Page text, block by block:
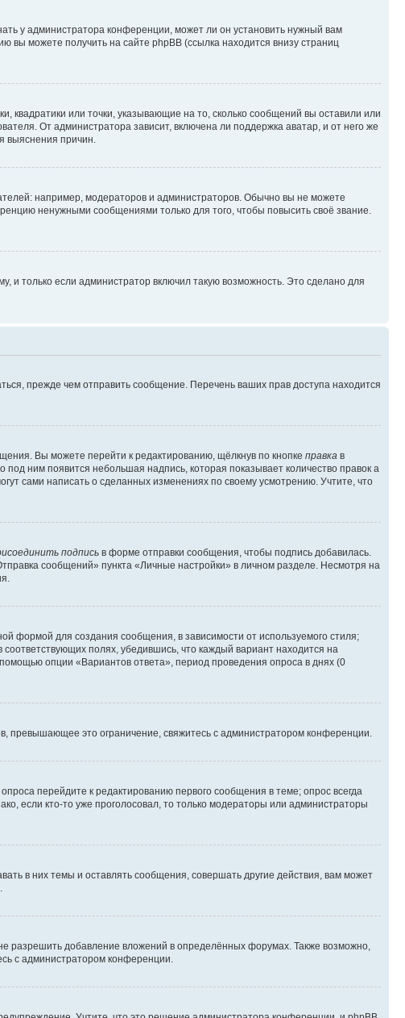
у администратора конференции, может ли он установить нужный вам
вы можете получить на сайте phpBB (ссылка находится внизу страниц
квадратики или точки, указывающие на то, сколько сообщений вы оставили или
От администратора зависит, включена ли поддержка аватар, и от него же
выяснения причин.
например, модераторов и администраторов. Обычно вы не можете
ненужными сообщениями только для того, чтобы повысить своё звание.
и только если администратор включил такую возможность. Это сделано для
прежде чем отправить сообщение. Перечень ваших прав доступа находится
Вы можете перейти к редактированию, щёлкнув по кнопке правка в
ним появится небольшая надпись, которая показывает количество правок а
сами написать о сделанных изменениях по своему усмотрению. Учтите, что
подпись в форме отправки сообщения, чтобы подпись добавилась.
сообщений» пункта «Личные настройки» в личном разделе. Несмотря на
формой для создания сообщения, в зависимости от используемого стиля;
полях, убедившись, что каждый вариант находится на
опции «Вариантов ответа», период проведения опроса в днях (0
превышающее это ограничение, свяжитесь с администратором конференции.
перейдите к редактированию первого сообщения в теме; опрос всегда
если кто-то уже проголосовал, то только модераторы или администраторы
в них темы и оставлять сообщения, совершать другие действия, вам может
разрешить добавление вложений в определённых форумах. Также возможно,
с администратором конференции.